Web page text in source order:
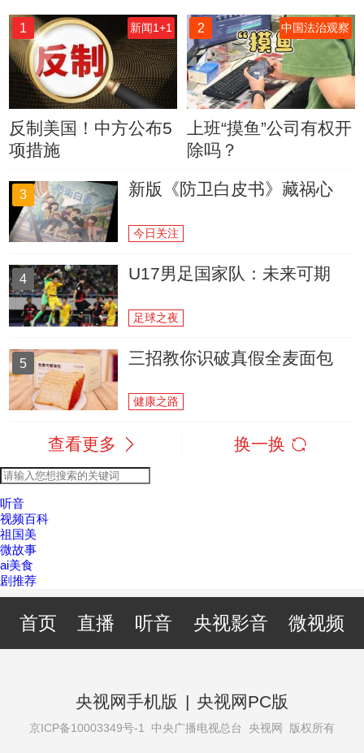
1 新闻1+1
反制美国！中方公布5
项措施
2 中国法治观察
上班“摸鱼”公司有权开
除吗？
3 新版《防卫白皮书》藏祸心
今日关注
4 U17男足国家队：未来可期
足球之夜
5 三招教你识破真假全麦面包
健康之路
查看更多 换一换
听音
视频百科
祖国美
微故事
ai美食
剧推荐
首页 直播 听音 央视影音 微视频
央视网手机版 | 央视网PC版
京ICP备10003349号-1 中央广播电视总台 央视网 版权所有